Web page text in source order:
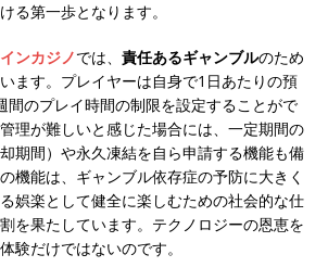
る第一歩となります。
ンカジノでは、 責任あるギャンブルのため
ます。プレイヤーは自身で1日あたりの預
間のプレイ時間の制限を設定することがで
理が難しいと感じた場合には、一定期間の
期間）や永久凍結を自ら申請する機能も備
機能は、ギャンブル依存症の予防に大きく
娯楽として健全に楽しむための社会的な仕
を果たしています。テクノロジーの恩恵を
験だけではないのです。